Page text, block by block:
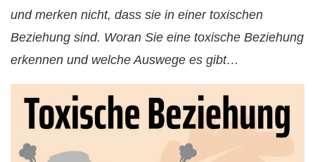
und merken nicht, dass sie in einer toxischen
Beziehung sind. Woran Sie eine toxische Beziehung
erkennen und welche Auswege es gibt…